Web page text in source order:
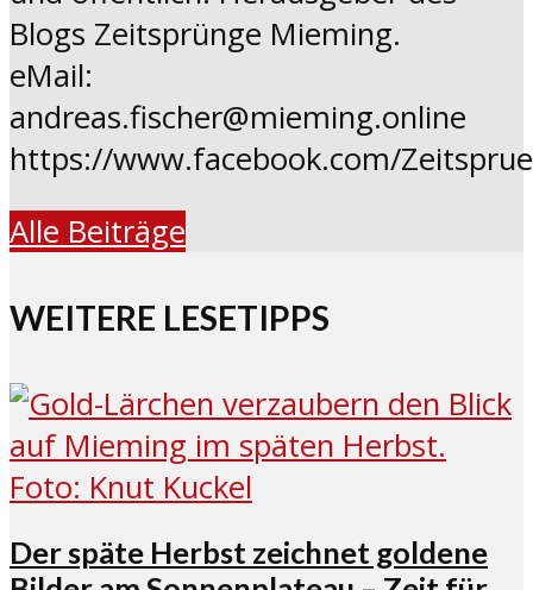
Blogs Zeitsprünge Mieming.
eMail:
andreas.fischer@mieming.online
https://www.facebook.com/
Alle Beiträge
WEITERE LESETIPPS
Der späte Herbst zeichnet goldene